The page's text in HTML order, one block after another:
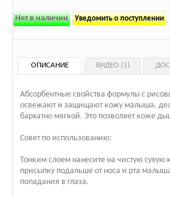
Нет в наличии Уведомить о поступлении
ОПИСАНИЕ ВИДЕО (1)
Абсорбентные свойства формулы с
освежают и защищают кожу малыша,
бархатно мягкой. Это позволяет коже
Совет по использованию:
Тонким слоем нанесите на чистую
присыпку подальше от носа и рта
попадания в глаза.